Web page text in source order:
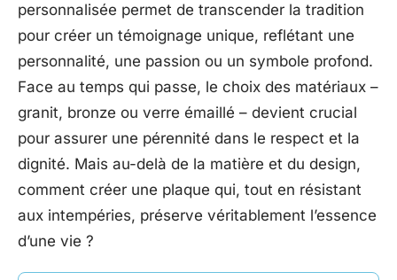
personnalisée permet de transcender la tradition
pour créer un témoignage unique, reflétant une
personnalité, une passion ou un symbole profond.
Face au temps qui passe, le choix des matériaux –
granit, bronze ou verre émaillé – devient crucial
pour assurer une pérennité dans le respect et la
dignité. Mais au-delà de la matière et du design,
comment créer une plaque qui, tout en résistant
aux intempéries, préserve véritablement l’essence
d’une vie ?